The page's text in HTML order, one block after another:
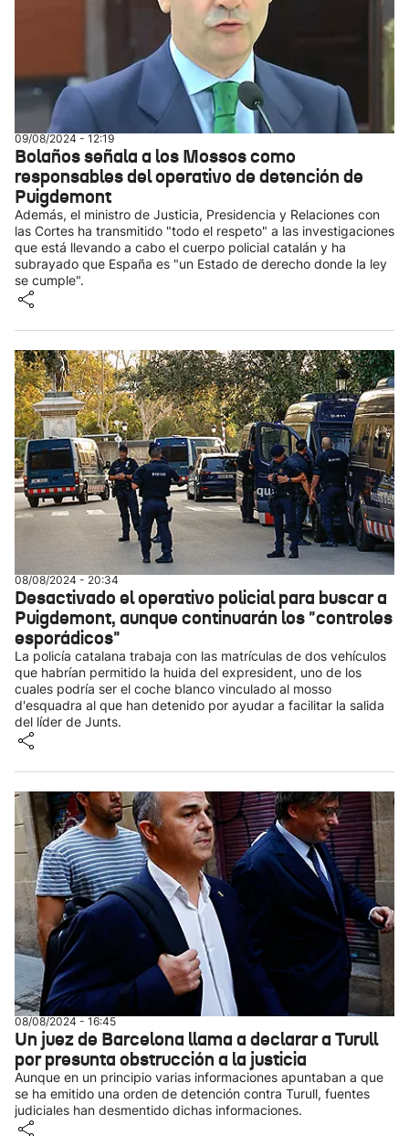
09/08/2024 - 12:19
Bolaños señala a los Mossos como
responsables del operativo de detención de
Puigdemont
Además, el ministro de Justicia, Presidencia y Relaciones con
las Cortes ha transmitido "todo el respeto" a las investigaciones
que está llevando a cabo el cuerpo policial catalán y ha
subrayado que España es "un Estado de derecho donde la ley
se cumple".
08/08/2024 - 20:34
Desactivado el operativo policial para buscar a
Puigdemont, aunque continuarán los "controles
esporádicos"
La policía catalana trabaja con las matrículas de dos vehículos
que habrían permitido la huida del expresident, uno de los
cuales podría ser el coche blanco vinculado al mosso
d'esquadra al que han detenido por ayudar a facilitar la salida
del líder de Junts.
08/08/2024 - 16:45
Un juez de Barcelona llama a declarar a Turull
por presunta obstrucción a la justicia
Aunque en un principio varias informaciones apuntaban a que
se ha emitido una orden de detención contra Turull, fuentes
judiciales han desmentido dichas informaciones.